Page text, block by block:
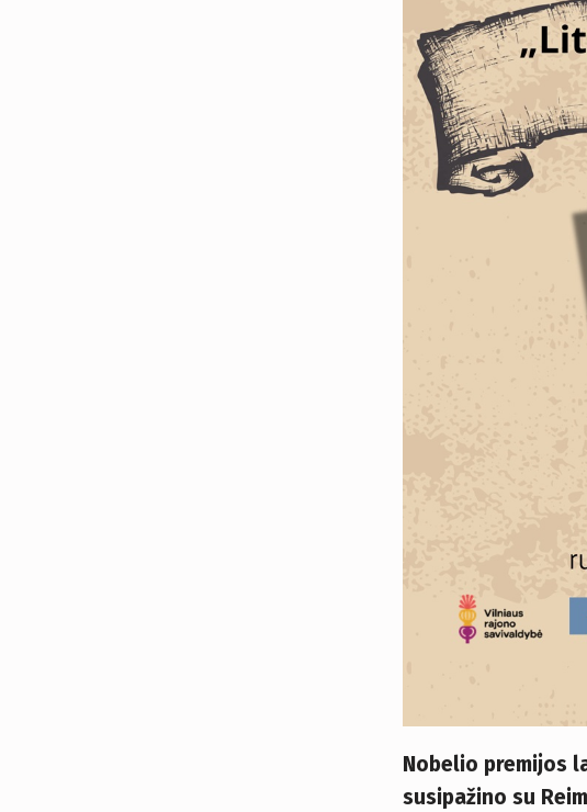
Nobelio premijos
susipažino su